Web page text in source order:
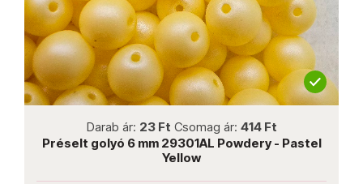
Darab ár: 23 Ft Csomag ár: 414 Ft
Préselt golyó 6 mm 29301AL Powdery - Pastel
Yellow